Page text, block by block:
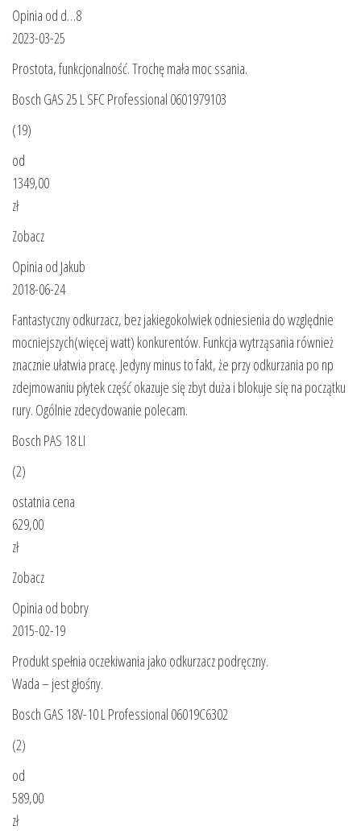
Opinia od d…8
2023-03-25
Prostota, funkcjonalność. Trochę mała moc ssania.
Bosch GAS 25 L SFC Professional 0601979103
(19)
od
1349,00
zł
Zobacz
Opinia od Jakub
2018-06-24
Fantastyczny odkurzacz, bez jakiegokolwiek odniesienia do względnie
mocniejszych(więcej watt) konkurentów. Funkcja wytrząsania również
znacznie ułatwia pracę. Jedyny minus to fakt, że przy odkurzania po np
zdejmowaniu płytek część okazuje się zbyt duża i blokuje się na początku
rury. Ogólnie zdecydowanie polecam.
Bosch PAS 18 LI
(2)
ostatnia cena
629,00
zł
Zobacz
Opinia od bobry
2015-02-19
Produkt spełnia oczekiwania jako odkurzacz podręczny.
Wada – jest głośny.
Bosch GAS 18V-10 L Professional 06019C6302
(2)
od
589,00
zł